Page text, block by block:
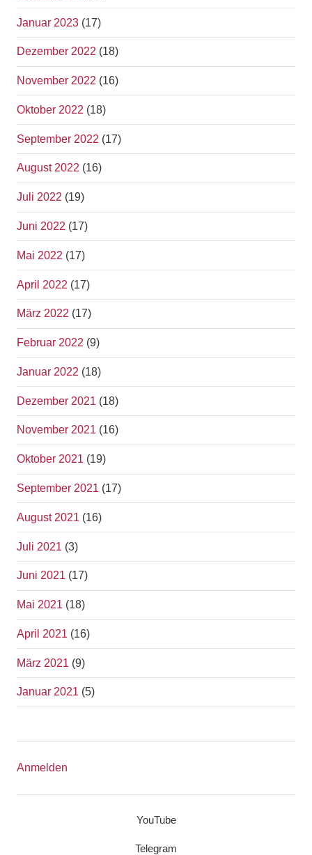
Januar 2023 (17)
Dezember 2022 (18)
November 2022 (16)
Oktober 2022 (18)
September 2022 (17)
August 2022 (16)
Juli 2022 (19)
Juni 2022 (17)
Mai 2022 (17)
April 2022 (17)
März 2022 (17)
Februar 2022 (9)
Januar 2022 (18)
Dezember 2021 (18)
November 2021 (16)
Oktober 2021 (19)
September 2021 (17)
August 2021 (16)
Juli 2021 (3)
Juni 2021 (17)
Mai 2021 (18)
April 2021 (16)
März 2021 (9)
Januar 2021 (5)
Anmelden
YouTube
Telegram